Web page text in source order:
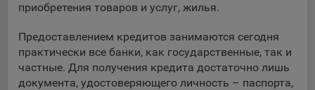
приобретения товаров и услуг, жилья.
Предоставлением кредитов занимаются сегодня
практически все банки, как государственные, так и
частные. Для получения кредита достаточно лишь
документа, удостоверяющего личность – паспорта,